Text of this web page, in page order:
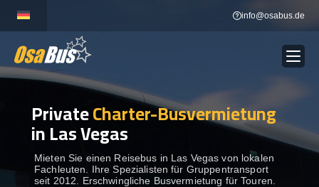
content
info@osabus.de
BUSVERMIETUNG Show dropdown
REISEZIELE Show dropdown
PrivateCharter-Busvermietung
in Las Vegas
Mieten Sie einen Reisebus in Las Vegas von lokalen
Fachleuten. Ihre Spezialisten für Gruppentransport
seit 2012. Erschwingliche Busvermietung für Touren.